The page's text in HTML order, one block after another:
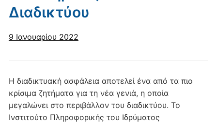
Διαδικτύου
9 Ιανουαρίου 2022
Η διαδικτυακή ασφάλεια αποτελεί ένα από τα πιο
κρίσιμα ζητήματα για τη νέα γενιά, η οποία
μεγαλώνει στο περιβάλλον του διαδικτύου. Το
Ινστιτούτο Πληροφορικής του Ιδρύματος